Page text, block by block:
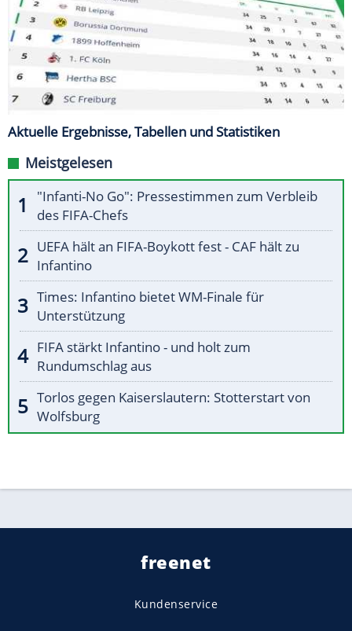
Aktuelle Ergebnisse, Tabellen und Statistiken
Meistgelesen
"Infanti-No Go": Pressestimmen zum Verbleib
des FIFA-Chefs
UEFA hält an FIFA-Boykott fest - CAF hält zu
Infantino
Times: Infantino bietet WM-Finale für
Unterstützung
FIFA stärkt Infantino - und holt zum
Rundumschlag aus
Torlos gegen Kaiserslautern: Stotterstart von
Wolfsburg
freenet
Kundenservice